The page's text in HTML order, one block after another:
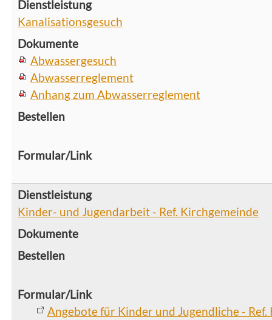
Kanalisationsgesuch
Abwassergesuch
Abwasserreglement
Anhang zum Abwasserreglement
Kinder- und Jugendarbeit - Ref. Kirchgemeinde
Angebote für Kinder und Jugendliche - Ref.